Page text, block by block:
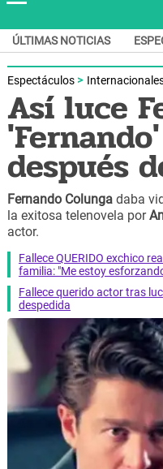
ÚLTIMAS NOTICIAS
Espectáculos
Así luce
después
Fernando Colunga daba
la exitosa telenovela por
actor.
Fallece QUERIDO exchico
familia: "Me estoy
Fallece querido actor tras
despedida